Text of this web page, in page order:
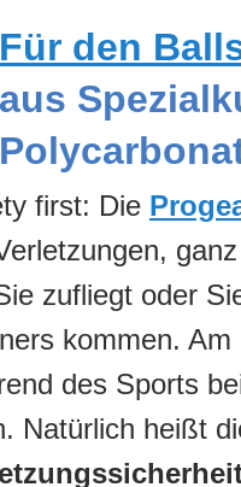
Für den
aus
first: Die
zufliegt oder
kommen.
des Sports
Natürlich heißt